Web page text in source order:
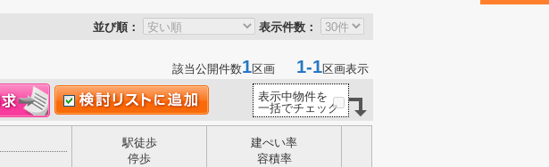
並び順： 表示件数：
該当公開件数1区画 1-1区画表示
表示中物件を
一括でチェック
駅徒歩
停歩
建ぺい率
容積率